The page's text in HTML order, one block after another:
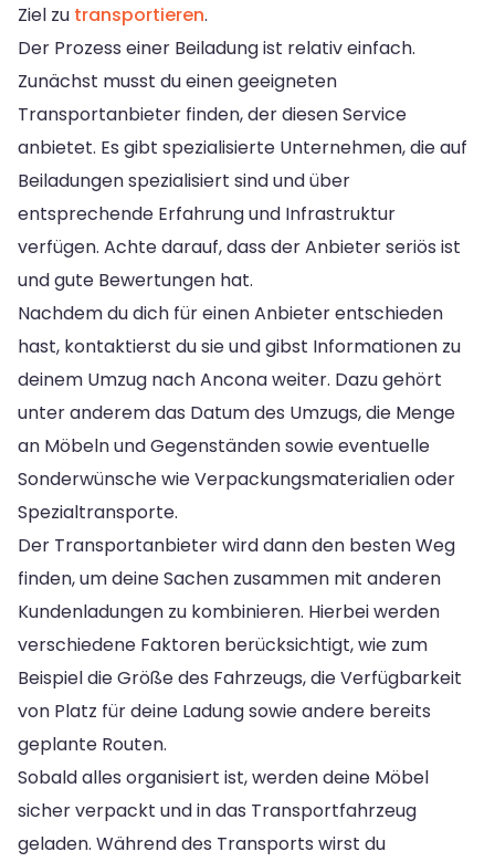
Ziel zu transportieren.
Der Prozess einer Beiladung ist relativ einfach.
Zunächst musst du einen geeigneten
Transportanbieter finden, der diesen Service
anbietet. Es gibt spezialisierte Unternehmen, die auf
Beiladungen spezialisiert sind und über
entsprechende Erfahrung und Infrastruktur
verfügen. Achte darauf, dass der Anbieter seriös ist
und gute Bewertungen hat.
Nachdem du dich für einen Anbieter entschieden
hast, kontaktierst du sie und gibst Informationen zu
deinem Umzug nach Ancona weiter. Dazu gehört
unter anderem das Datum des Umzugs, die Menge
an Möbeln und Gegenständen sowie eventuelle
Sonderwünsche wie Verpackungsmaterialien oder
Spezialtransporte.
Der Transportanbieter wird dann den besten Weg
finden, um deine Sachen zusammen mit anderen
Kundenladungen zu kombinieren. Hierbei werden
verschiedene Faktoren berücksichtigt, wie zum
Beispiel die Größe des Fahrzeugs, die Verfügbarkeit
von Platz für deine Ladung sowie andere bereits
geplante Routen.
Sobald alles organisiert ist, werden deine Möbel
sicher verpackt und in das Transportfahrzeug
geladen. Während des Transports wirst du